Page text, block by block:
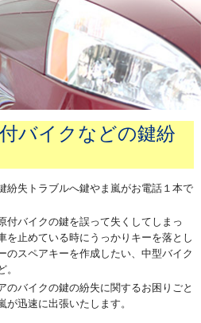
バイクなどの鍵紛
紛失トラブルへ鍵やま嵐がお電話１本で
付バイクの鍵を誤って失くしてしまっ
を止めている時にうっかりキーを落とし
のスペアキーを作成したい、中型バイク
。
のバイクの鍵の紛失に関するお困りごと
迅速に出張いたします。